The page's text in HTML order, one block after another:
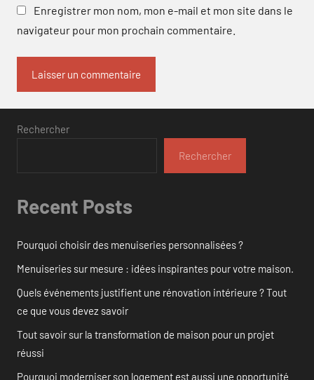
Enregistrer mon nom, mon e-mail et mon site dans le
navigateur pour mon prochain commentaire.
Rechercher
Rechercher
Recent Posts
Pourquoi choisir des menuiseries personnalisées ?
Menuiseries sur mesure : idées inspirantes pour votre maison.
Quels événements justifient une rénovation intérieure ? Tout
ce que vous devez savoir
Tout savoir sur la transformation de maison pour un projet
réussi
Pourquoi moderniser son logement est aussi une opportunité